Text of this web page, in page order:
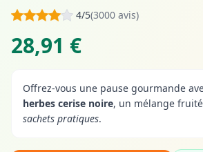
4/5(3000 avis)
28,91 €
Offrez-vous une pause gourmande
herbes cerise noire, un mélange
sachets pratiques.